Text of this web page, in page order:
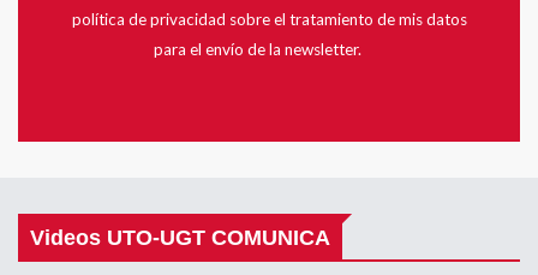
política de privacidad sobre el tratamiento de mis datos
para el envío de la newsletter.
Videos UTO-UGT COMUNICA